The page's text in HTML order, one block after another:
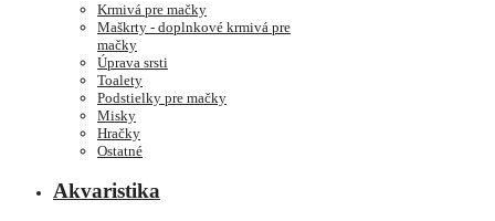
Krmivá pre mačky
Maškrty - doplnkové krmivá pre
mačky
Úprava srsti
Toalety
Podstielky pre mačky
Misky
Hračky
Ostatné
Akvaristika